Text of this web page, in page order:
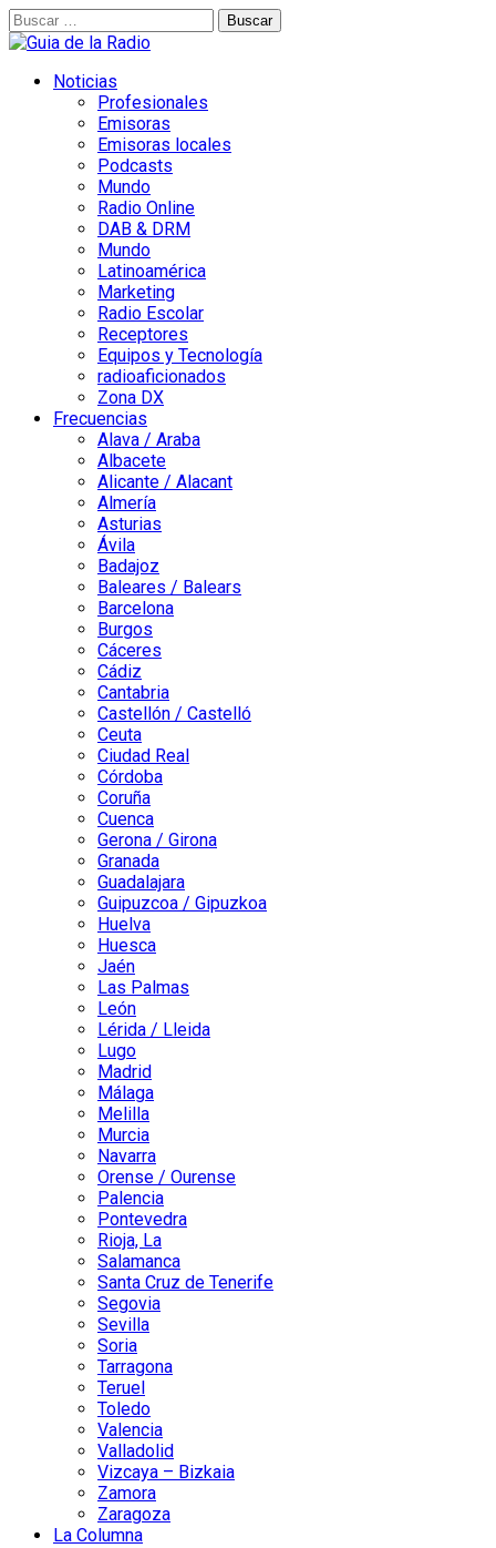
Buscar:
Noticias
Profesionales
Emisoras
Emisoras locales
Podcasts
Mundo
Radio Online
DAB & DRM
Mundo
Latinoamérica
Marketing
Radio Escolar
Receptores
Equipos y Tecnología
radioaficionados
Zona DX
Frecuencias
Alava / Araba
Albacete
Alicante / Alacant
Almería
Asturias
Ávila
Badajoz
Baleares / Balears
Barcelona
Burgos
Cáceres
Cádiz
Cantabria
Castellón / Castelló
Ceuta
Ciudad Real
Córdoba
Coruña
Cuenca
Gerona / Girona
Granada
Guadalajara
Guipuzcoa / Gipuzkoa
Huelva
Huesca
Jaén
Las Palmas
León
Lérida / Lleida
Lugo
Madrid
Málaga
Melilla
Murcia
Navarra
Orense / Ourense
Palencia
Pontevedra
Rioja, La
Salamanca
Santa Cruz de Tenerife
Segovia
Sevilla
Soria
Tarragona
Teruel
Toledo
Valencia
Valladolid
Vizcaya – Bizkaia
Zamora
Zaragoza
La Columna